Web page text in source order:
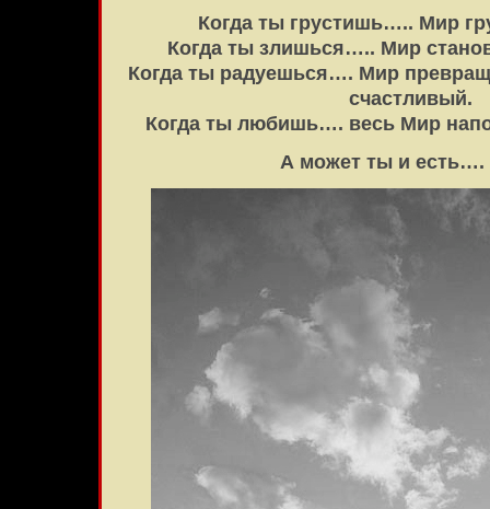
Когда ты грустишь….. Мир
Когда ты злишься….. Мир
Когда ты радуешься…. Мир
счастливый.
Когда ты любишь…. весь Мир
А может ты и